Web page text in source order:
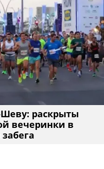
раскрыты
вечеринки в